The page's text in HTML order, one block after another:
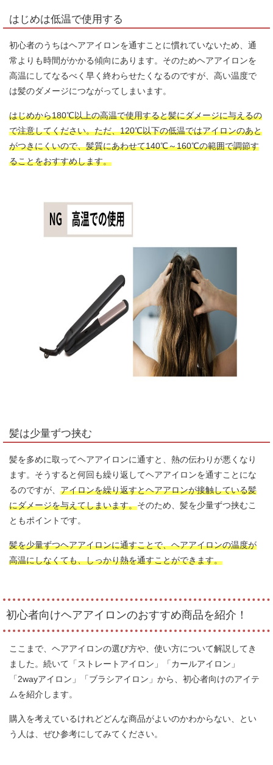
はじめは低温で使用する
初心者のうちはヘアアイロンを通すことに慣れていないため、通
常よりも時間がかかる傾向にあります。そのためヘアアイロンを
高温にしてなるべく早く終わらせたくなるのですが、高い温度で
は髪のダメージにつながってしまいます。
はじめから180℃以上の高温で使用すると髪にダメージに与えるの
で注意してください。ただ、120℃以下の低温ではアイロンのあと
がつきにくいので、髪質にあわせて140℃～160℃の範囲で調節す
ることをおすすめします。
髪は少量ずつ挟む
髪を多めに取ってヘアアイロンに通すと、熱の伝わりが悪くなり
ます。そうすると何回も繰り返してヘアアイロンを通すことにな
るのですが、 アイロンを繰り返すとヘアアロンが接触している髪
にダメージを与えてしまいます。そのため、髪を少量ずつ挟むこ
ともポイントです。
髪を少量ずつヘアアイロンに通すことで、ヘアアイロンの温度が
高温にしなくても、しっかり熱を通すことができます。
初心者向けヘアアイロンのおすすめ商品を紹介！
ここまで、ヘアアイロンの選び方や、使い方について解説してき
ました。続いて「ストレートアイロン」「カールアイロン」
「2wayアイロン」「ブラシアイロン」から、初心者向けのアイテ
ムを紹介します。
購入を考えているけれどどんな商品がよいのかわからない、とい
う人は、ぜひ参考にしてみてください。